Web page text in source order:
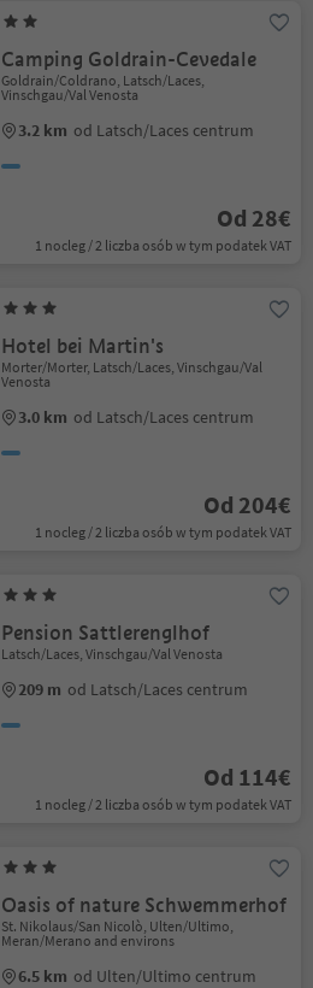
Camping Goldrain-Cevedale
Goldrain/Coldrano, Latsch/Laces,
Vinschgau/Val Venosta
3.2 km od Latsch/Laces centrum
Od 28€
1 nocleg / 2 liczba osób w tym podatek VAT
Hotel bei Martin's
Morter/Morter, Latsch/Laces, Vinschgau/Val
Venosta
3.0 km od Latsch/Laces centrum
Od 204€
1 nocleg / 2 liczba osób w tym podatek VAT
Pension Sattlerenglhof
Latsch/Laces, Vinschgau/Val Venosta
209 m od Latsch/Laces centrum
Od 114€
1 nocleg / 2 liczba osób w tym podatek VAT
Oasis of nature Schwemmerhof
St. Nikolaus/San Nicolò, Ulten/Ultimo,
Meran/Merano and environs
6.5 km od Ulten/Ultimo centrum